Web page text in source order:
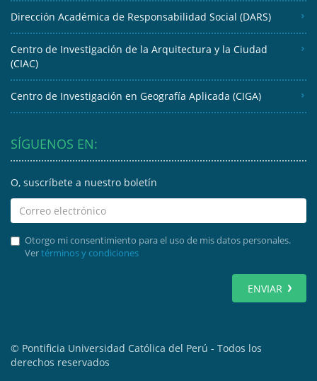
Dirección Académica de Responsabilidad Social (DARS)
Centro de Investigación de la Arquitectura y la Ciudad
(CIAC)
Centro de Investigación en Geografía Aplicada (CIGA)
SÍGUENOS EN:
O, suscríbete a nuestro boletín
Otorgo mi consentimiento para el uso de mis datos personales.
Vertérminos y condiciones
ENVIAR
© Pontificia Universidad Católica del Perú - Todos los
derechos reservados